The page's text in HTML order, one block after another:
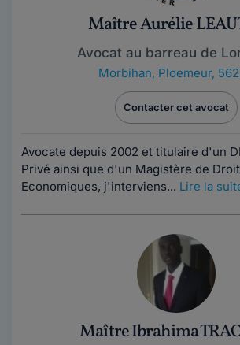
Maître Aurélie
Avocat au barreau de
Morbihan, Ploemeur,
Contacter cet avocat
Avocate depuis 2002 et titulaire d'un
Privé ainsi que d'un Magistère de
Economiques, j'interviens... Lire la
Maître Ibrahima